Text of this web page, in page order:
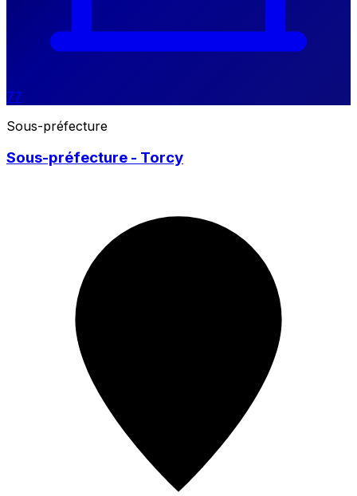
77
Sous-préfecture
Sous-préfecture - Torcy